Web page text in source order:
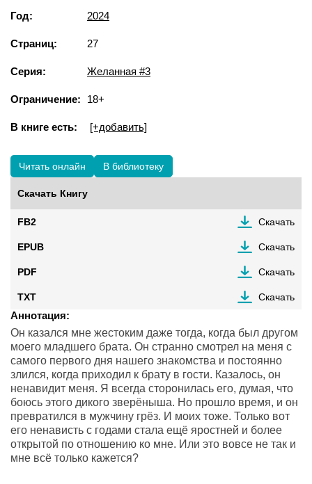
Год: 2024
Страниц: 27
Серия: Желанная #3
Ограничение: 18+
В книге есть: [+добавить]
Читать онлайн В библиотеку
Скачать Книгу
FB2 Скачать
EPUB Скачать
PDF Скачать
TXT Скачать
Аннотация:
Он казался мне жестоким даже тогда, когда был другом
моего младшего брата. Он странно смотрел на меня с
самого первого дня нашего знакомства и постоянно
злился, когда приходил к брату в гости. Казалось, он
ненавидит меня. Я всегда сторонилась его, думая, что
боюсь этого дикого зверёныша. Но прошло время, и он
превратился в мужчину грёз. И моих тоже. Только вот
его ненависть с годами стала ещё яростней и более
открытой по отношению ко мне. Или это вовсе не так и
мне всё только кажется?